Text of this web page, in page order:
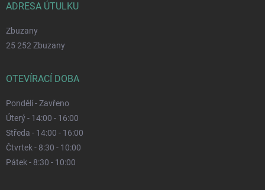
ADRESA ÚTULKU
Zbuzany
25 252 Zbuzany
OTEVÍRACÍ DOBA
Pondělí - Zavřeno
Úterý - 14:00 - 16:00
Středa - 14:00 - 16:00
Čtvrtek - 8:30 - 10:00
Pátek - 8:30 - 10:00